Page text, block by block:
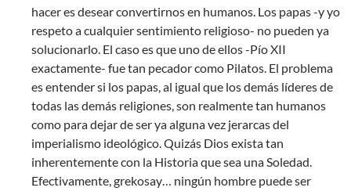
hacer es desear convertirnos en humanos. Los papas -y yo
respeto a cualquier sentimiento religioso- no pueden ya
solucionarlo. El caso es que uno de ellos -Pío XII
exactamente- fue tan pecador como Pilatos. El problema
es entender si los papas, al igual que los demás líderes de
todas las demás religiones, son realmente tan humanos
como para dejar de ser ya alguna vez jerarcas del
imperialismo ideológico. Quizás Dios exista tan
inherentemente con la Historia que sea una Soledad.
Efectivamente, grekosay… ningún hombre puede ser